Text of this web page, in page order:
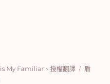
冬】My Friend is My
My Familiar 、授權翻譯
標
盾